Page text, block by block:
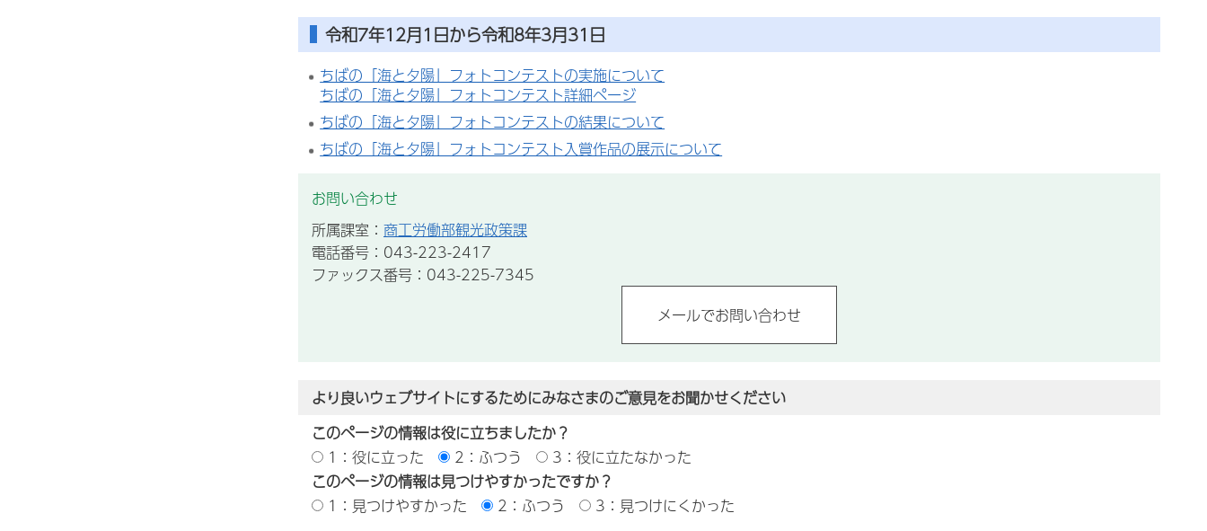
令和7年12月1日から令和8年3月31日
ちばの「海と夕陽」フォトコンテストの実施について
ちばの「海と夕陽」フォトコンテスト詳細ページ
ちばの「海と夕陽」フォトコンテストの結果について
ちばの「海と夕陽」フォトコンテスト入賞作品の展示について
お問い合わせ
所属課室： 商工労働部観光政策課
電話番号：043-223-2417
ファックス番号：043-225-7345
より良いウェブサイトにするためにみなさまのご意見をお聞かせください
このページの情報は役に立ちましたか？
1：役に立った
2：ふつう
3：役に立たなかった
このページの情報は見つけやすかったですか？
1：見つけやすかった
2：ふつう 3：見つけにくかった